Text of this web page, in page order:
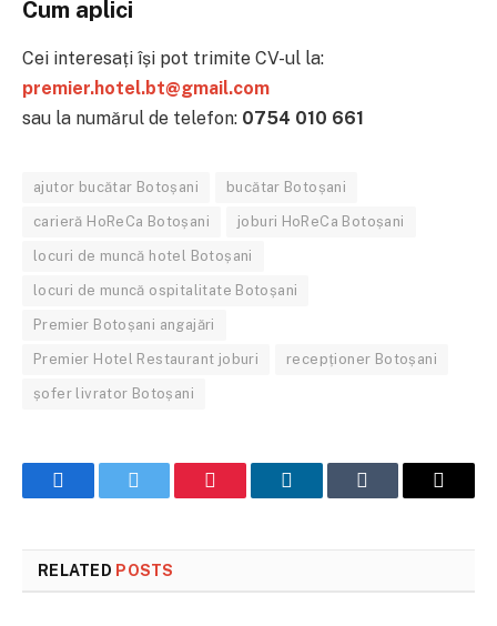
Cum aplici
Cei interesați își pot trimite CV-ul la:
premier.hotel.bt@gmail.com
sau la numărul de telefon: 0754 010 661
ajutor bucătar Botoșani bucătar Botoșani
carieră HoReCa Botoșani joburi HoReCa Botoșani
locuri de muncă hotel Botoșani
locuri de muncă ospitalitate Botoșani
Premier Botoșani angajări
Premier Hotel Restaurant joburi recepționer Botoșani
șofer livrator Botoșani
FacebookTwitter Pinterest LinkedInTumblr Email
RELATED POSTS